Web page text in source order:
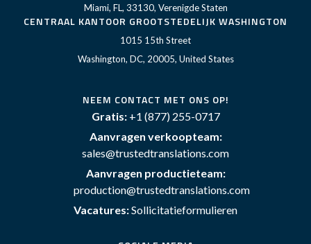
Miami, FL, 33130, Verenigde Staten
CENTRAAL KANTOOR GROOTSTEDELIJK WASHINGTON
1015 15th Street
Washington, DC, 20005, United States
NEEM CONTACT MET ONS OP!
Gratis: +1 (877) 255-0717
Aanvragen verkoopteam:
sales@trustedtranslations.com
Aanvragen productieteam:
production@trustedtranslations.com
Vacatures:Sollicitatieformulieren